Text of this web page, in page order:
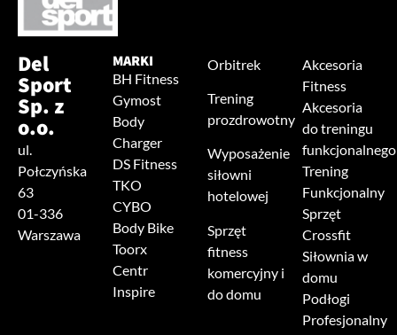
Del
Sport
Sp. z
o.o.
ul.
Połczyńska
63
01-336
Warszawa
MARKI
BH Fitness
Gymost
Body
Charger
DS Fitness
TKO
CYBO
Body Bike
Toorx
Centr
Inspire
Orbitrek
Trening
prozdrowotny
Wyposażenie
siłowni
hotelowej
Sprzęt
fitness
komercyjny i
do domu
Akcesoria
Fitness
Akcesoria
do treningu
funkcjonalnego
Trening
Funkcjonalny
Sprzęt
Crossfit
Siłownia w
domu
Podłogi
Profesjonalny